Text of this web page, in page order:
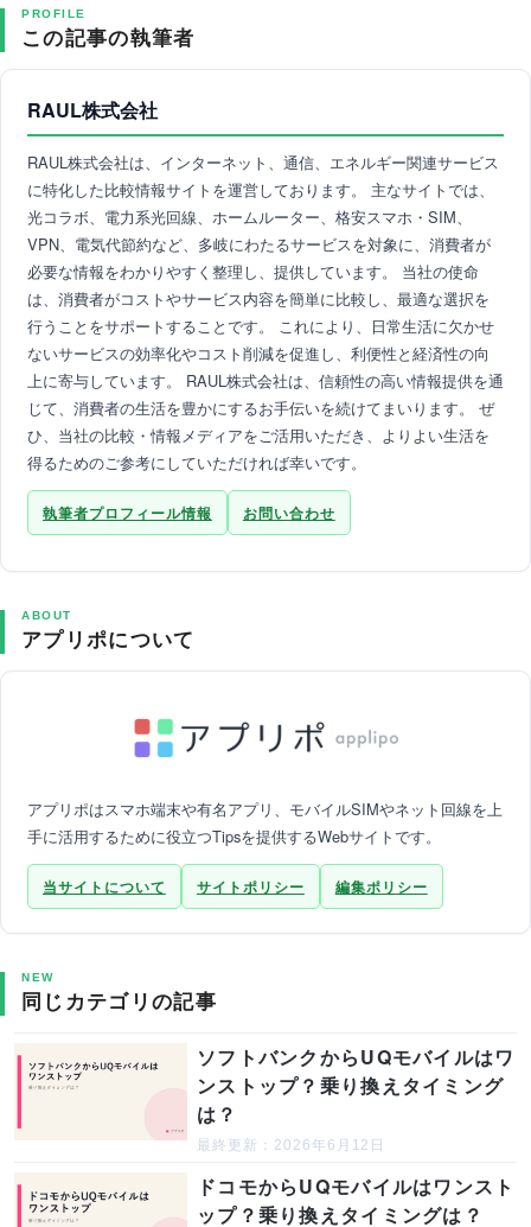
PROFILE
この記事の執筆者
RAUL株式会社
RAUL株式会社は、インターネット、通信、エネルギー関連サービス
に特化した比較情報サイトを運営しております。 主なサイトでは、
光コラボ、電力系光回線、ホームルーター、格安スマホ・SIM、
VPN、電気代節約など、多岐にわたるサービスを対象に、消費者が
必要な情報をわかりやすく整理し、提供しています。 当社の使命
は、消費者がコストやサービス内容を簡単に比較し、最適な選択を
行うことをサポートすることです。 これにより、日常生活に欠かせ
ないサービスの効率化やコスト削減を促進し、利便性と経済性の向
上に寄与しています。 RAUL株式会社は、信頼性の高い情報提供を通
じて、消費者の生活を豊かにするお手伝いを続けてまいります。 ぜ
ひ、当社の比較・情報メディアをご活用いただき、よりよい生活を
得るためのご参考にしていただければ幸いです。
執筆者プロフィール情報 お問い合わせ
ABOUT
アプリポについて
アプリポはスマホ端末や有名アプリ、モバイルSIMやネット回線を上
手に活用するために役立つTipsを提供するWebサイトです。
当サイトについて サイトポリシー 編集ポリシー
NEW
同じカテゴリの記事
ソフトバンクからUQモバイルはワ
ンストップ？乗り換えタイミング
は？
最終更新：2026年6月12日
ドコモからUQモバイルはワンスト
ップ？乗り換えタイミングは？